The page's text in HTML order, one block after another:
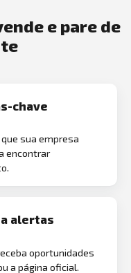
e pare de
chave
sua empresa
encontrar
alertas
oportunidades
a página oficial.